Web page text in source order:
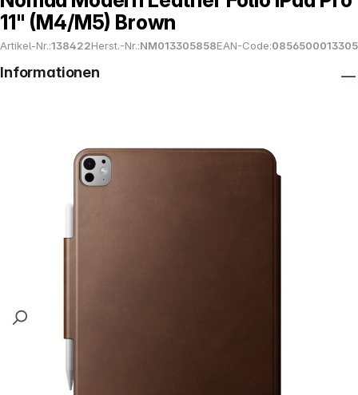
11" (M4/M5) Brown
Artikel-Nr.:138422Herst.-Nr.:NM013305858EAN-Code:0856500013305
Informationen